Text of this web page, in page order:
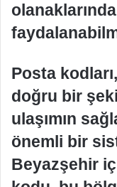
Posta
doğru bir
ulaşımın
önemli bir
Beyazşehir